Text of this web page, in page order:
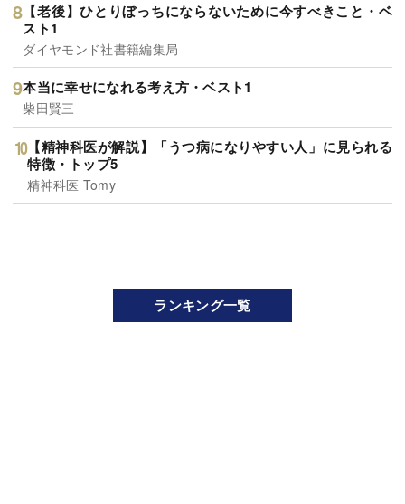
【老後】ひとりぼっちにならないために今すべきこと・ベ
スト1
ダイヤモンド社書籍編集局
本当に幸せになれる考え方・ベスト1
柴田賢三
【精神科医が解説】「うつ病になりやすい人」に見られる
特徴・トップ5
精神科医 Tomy
ランキング一覧